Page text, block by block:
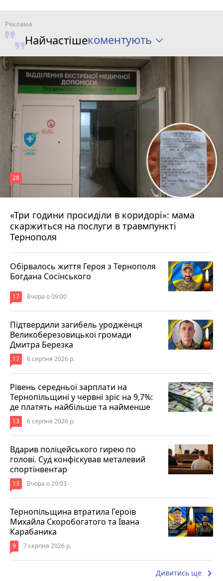
Найчастішекоментують
«Три години просиділи в коридорі»: мама
скаржиться на послуги в травмпункті
Тернополя
28
Вчора о 13:05
Обірвалось життя Героя з Тернополя
Богдана Сосінського
17 Вчора о 09:00
Підтвердили загибель уродженця
Великоберезовицької громади
Дмитра Березка
17 6 серпня 2026 р.
Рівень середньої зарплати на
Тернопільщині у червні зріс на 9,7%:
де платять найбільше та найменше
13 6 серпня 2026 р.
Вдарив поліцейського гирею по
голові. Суд конфіскував металевий
спортінвентар
13 Вчора о 20:03
Тернопільщина втратила Героїв
Михайла Скоробогатого та Івана
Карабаника
9 7 серпня 2026 р.
Дивитись ще keyboard_arrow_right